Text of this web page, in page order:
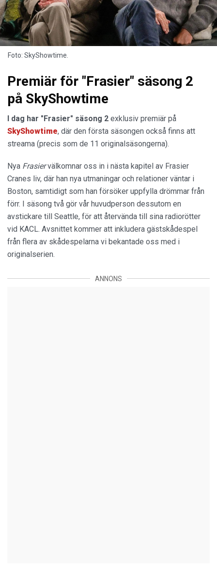
Foto: SkyShowtime.
Premiär för "Frasier" säsong 2
på SkyShowtime
I dag har "Frasier" säsong 2 exklusiv premiär på
SkyShowtime, där den första säsongen också finns att
streama (precis som de 11 originalsäsongerna).
Nya Frasiervälkomnar oss in i nästa kapitel av Frasier
Cranes liv, där han nya utmaningar och relationer väntar i
Boston, samtidigt som han försöker uppfylla drömmar från
förr. I säsong två gör vår huvudperson dessutom en
avstickare till Seattle, för att återvända till sina radiorötter
vid KACL. Avsnittet kommer att inkludera gästskådespel
från flera av skådespelarna vi bekantade oss med i
originalserien.
ANNONS